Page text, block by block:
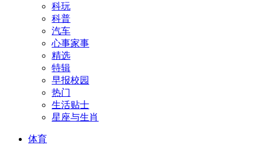
科玩
科普
汽车
心事家事
精选
特辑
早报校园
热门
生活贴士
星座与生肖
体育